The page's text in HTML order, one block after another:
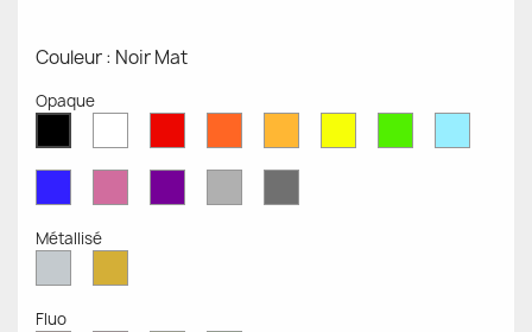
Couleur : Noir Mat
Opaque
Mat
Mat
Mat
Mat
Mate
OpaqueMat
Opaque
Mat
Mat
Mat
Clair
Foncé
Métallisé
MétalliséMétallique
Fluo